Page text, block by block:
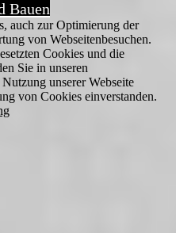
Bauen
auch zur Optimierung der
von Webseitenbesuchen.
Cookies und die
Sie in unseren
unserer Webseite
von Cookies einverstanden.